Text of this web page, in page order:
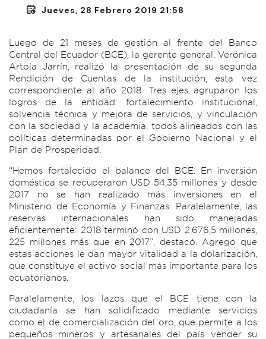
Jueves, 28 Febrero 2019 21:58
Luego de 21 meses de gestión al frente del Banco
Central del Ecuador (BCE), la gerente general, Verónica
Artola Jarrín, realizó la presentación de su segunda
Rendición de Cuentas de la institución, esta vez
correspondiente al año 2018. Tres ejes agruparon los
logros de la entidad: fortalecimiento institucional,
solvencia técnica y mejora de servicios, y vinculación
con la sociedad y la academia, todos alineados con las
políticas determinadas por el Gobierno Nacional y el
Plan de Prosperidad.
“Hemos fortalecido el balance del BCE. En inversión
doméstica se recuperaron USD 54,35 millones y desde
2017 no se han realizado más inversiones en el
Ministerio de Economía y Finanzas. Paralelamente, las
reservas internacionales han sido manejadas
eficientemente: 2018 terminó con USD 2.676,5 millones,
225 millones más que en 2017”, destacó. Agregó que
estas acciones le dan mayor vitalidad a la dolarización,
que constituye el activo social más importante para los
ecuatorianos.
Paralelamente, los lazos que el BCE tiene con la
ciudadanía se han solidificado mediante servicios
como el de comercialización del oro, que permite a los
pequeños mineros y artesanales del país vender su